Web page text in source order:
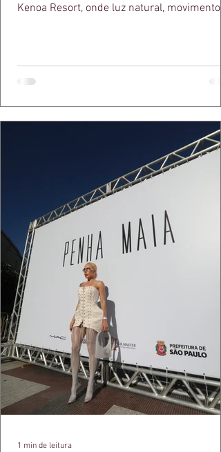
Kenoa Resort, onde luz natural, movimento e
bolsa da Malu Pires, em uma composição
algo de intemporal em vestir o vento e
que ele conduza a cena. Cada dobra do
cada reflexo dourado da luz sobre a pe
1 min de leitura